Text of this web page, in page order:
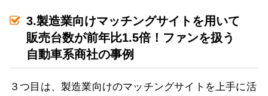
3.製造業向けマッチングサイトを用いて
販売台数が前年比1.5倍！ファンを扱う
自動車系商社の事例
３つ目は、製造業向けのマッチングサイトを上手に活